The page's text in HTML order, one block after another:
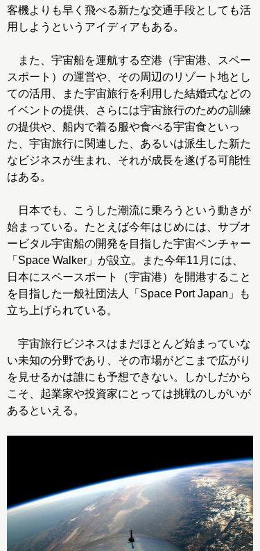
客機よりも早く飛べる新たな交通手段としても活
用しようというアイディアもある。
また、宇宙船を運航する空港（宇宙港、スペー
スポート）の運営や、その周辺のリゾート地とし
ての活用、また宇宙旅行を利用した結婚式などの
イベントの提供、さらには宇宙旅行のための訓練
の提供や、船内で着る服や食べる宇宙食といっ
た、宇宙旅行に関連した、あるいは派生した新た
なビジネスが生まれ、それが成長を遂げる可能性
はある。
日本でも、こうした潮流に乗ろうという動きが
始まっている。たとえば今年はじめには、サブオ
ービタル宇宙船の開発を目指した宇宙ベンチャー
「Space Walker」が設立。また今年11月には、
日本にスペースポート（宇宙港）を開港すること
を目指した一般社団法人「Space Port Japan」も
立ち上げられている。
宇宙旅行ビジネスはまだほとんど始まっていな
い未知の分野であり、その市場がどこまで広がり
を見せるかは誰にも予想できない。しかしだから
こそ、起業家や投資家にとっては挑戦のしがいが
あるといえる。